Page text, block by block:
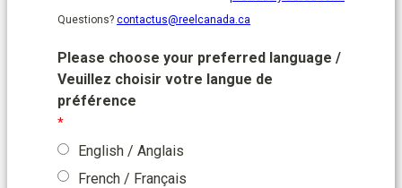
Questions? contactus@reelcanada.ca
Please choose your preferred language /
Veuillez choisir votre langue de
préférence
English / Anglais
French / Français